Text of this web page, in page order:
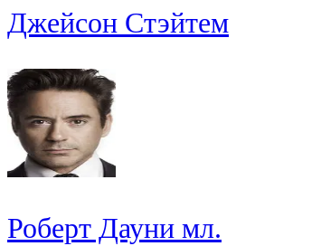
Джейсон Стэйтем
Роберт Дауни мл.